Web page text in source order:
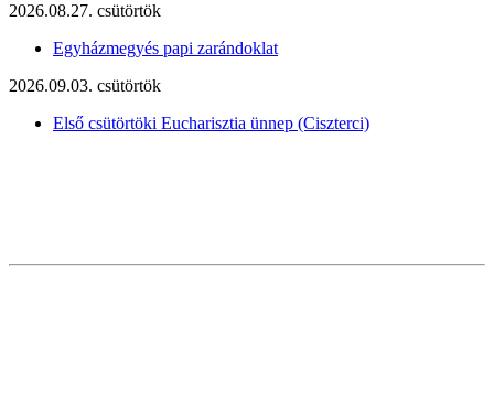
2026.08.27. csütörtök
Egyházmegyés papi zarándoklat
2026.09.03. csütörtök
Első csütörtöki Eucharisztia ünnep (Ciszterci)